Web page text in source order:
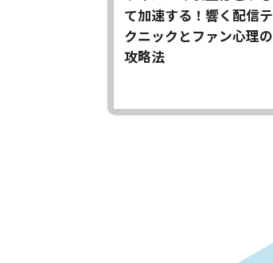
て加速する！響く配信テ
クニックとファン心理の
攻略法